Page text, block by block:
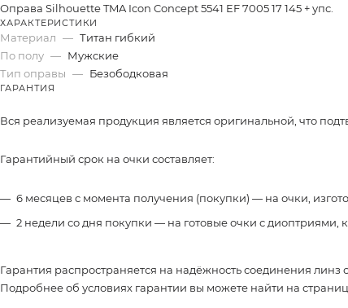
Оправа Silhouette TMA Icon Concept 5541 EF 7005 17 145 + упс.
ХАРАКТЕРИСТИКИ
Материал — Титан гибкий
По полу — Мужские
Тип оправы — Безободковая
ГАРАНТИЯ
Вся реализуемая продукция является оригинальной, что
Гарантийный срок на очки составляет:
6 месяцев с момента получения (покупки) — на очки,
2 недели со дня покупки — на готовые очки с диоптриями,
Гарантия распространяется на надёжность соединения
Подробнее об условиях гарантии вы можете найти на